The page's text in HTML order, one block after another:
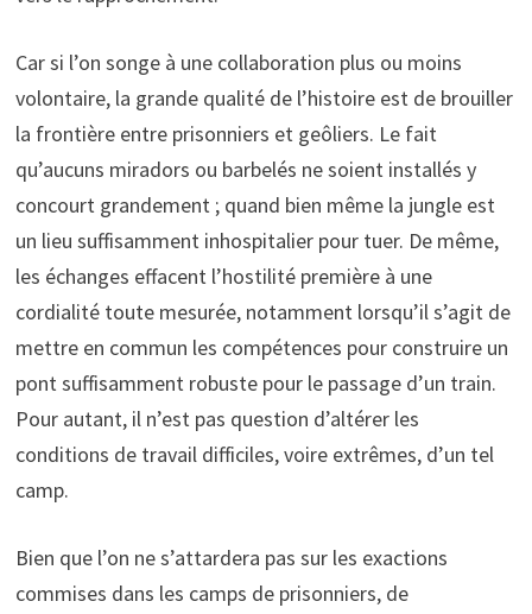
Car si l’on songe à une collaboration plus ou moins
volontaire, la grande qualité de l’histoire est de brouiller
la frontière entre prisonniers et geôliers. Le fait
qu’aucuns miradors ou barbelés ne soient installés y
concourt grandement ; quand bien même la jungle est
un lieu suffisamment inhospitalier pour tuer. De même,
les échanges effacent l’hostilité première à une
cordialité toute mesurée, notamment lorsqu’il s’agit de
mettre en commun les compétences pour construire un
pont suffisamment robuste pour le passage d’un train.
Pour autant, il n’est pas question d’altérer les
conditions de travail difficiles, voire extrêmes, d’un tel
camp.
Bien que l’on ne s’attardera pas sur les exactions
commises dans les camps de prisonniers, de